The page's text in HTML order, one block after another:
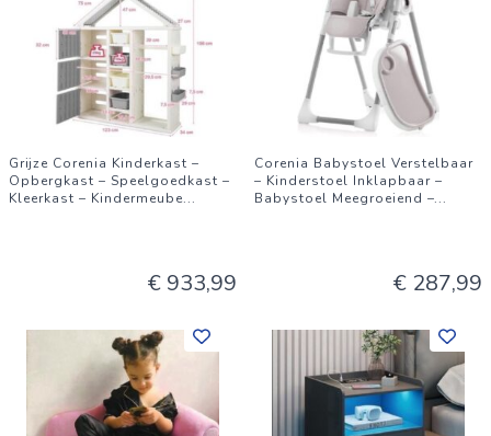
Grijze Corenia Kinderkast –
Opbergkast – Speelgoedkast –
Kleerkast – Kindermeube...
€ 933,99
Corenia Babystoel Verstelbaar
– Kinderstoel Inklapbaar –
Babystoel Meegroeiend –...
€ 287,99